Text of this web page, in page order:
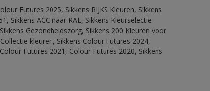
Futures 2025, Sikkens RIJKS Kleuren, Sikkens
Sikkens ACC naar RAL, Sikkens Kleurselectie
Gezondheidszorg, Sikkens 200 Kleuren voor
kleuren, Sikkens Colour Futures 2024,
Futures 2021, Colour Futures 2020, Sikkens